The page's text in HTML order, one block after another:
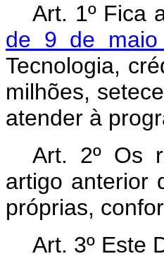
Art. 1º Fica
de 9 de
Tecnologia,
milhões,
atender à
Art. 2º Os
artigo anterior
próprias,
Art. 3º Este